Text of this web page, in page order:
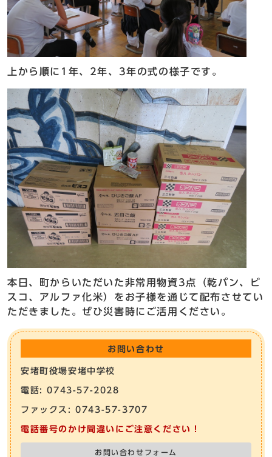
上から順に1年、2年、3年の式の様子です。
本日、町からいただいた非常用物資3点（乾パン、ビ
スコ、アルファ化米）をお子様を通じて配布させてい
ただきました。ぜひ災害時にご活用ください。
お問い合わせ
安堵町役場安堵中学校
電話: 0743-57-2028
ファックス: 0743-57-3707
電話番号のかけ間違いにご注意ください！
お問い合わせフォーム